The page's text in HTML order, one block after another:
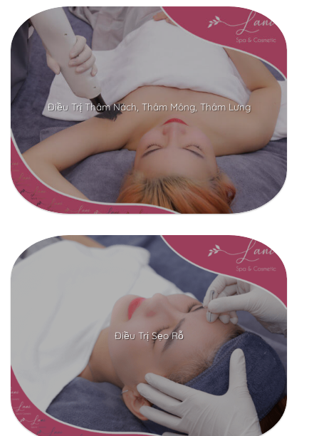
Điều Trị Thâm Nách, Thâm Mông, Thâm Lưng
Điều Trị Sẹo Rỗ